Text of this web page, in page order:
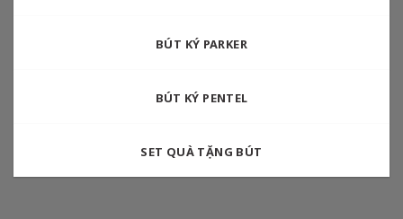
BÚT KÝ PARKER
BÚT KÝ PENTEL
SET QUÀ TẶNG BÚT